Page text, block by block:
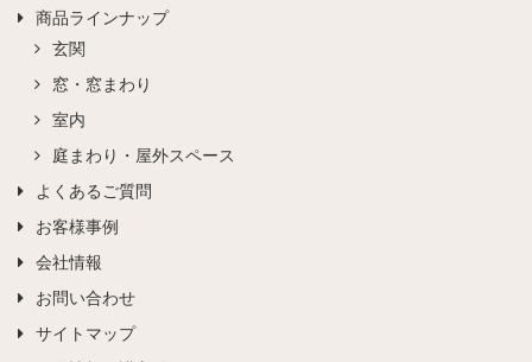
商品ラインナップ
玄関
窓・窓まわり
室内
庭まわり・屋外スペース
よくあるご質問
お客様事例
会社情報
お問い合わせ
サイトマップ